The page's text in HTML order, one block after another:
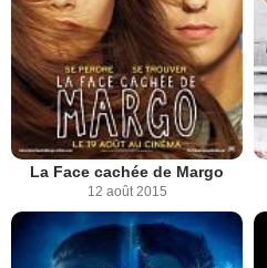
La Face cachée de Margo
12 août 2015